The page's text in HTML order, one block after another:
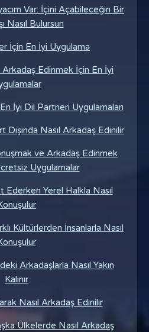
Var: İçini Açabileceğin Bir
Nasıl Bulursun
İçin En İyi Uygulama
Arkadaş Edinmek İçin En İyi
İyi Dil Partneri Uygulamaları
Dışında Nasıl Arkadaş Edinilir
ve Arkadaş Edinmek
Uygulamalar
Ederken Yerel Halkla Nasıl
Kültürlerden İnsanlarla Nasıl
Arkadaşlarla Nasıl Yakın
Kalınır
Nasıl Arkadaş Edinilir
Ülkelerde Nasıl Arkadaş